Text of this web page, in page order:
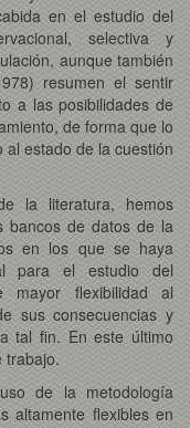
en el estudio del
selectiva y
aunque también
resumen el sentir
a las posibilidades de
de forma que lo
estado de la cuestión
la literatura, hemos
bancos de datos de la
en los que se haya
para el estudio del
mayor flexibilidad al
sus consecuencias y
tal fin. En este último
trabajo.
de la metodología
altamente flexibles en